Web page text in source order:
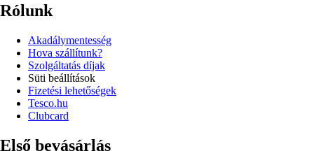
Rólunk
Akadálymentesség
Hova szállítunk?
Szolgáltatás díjak
Süti beállítások
Fizetési lehetőségek
Tesco.hu
Clubcard
Első bevásárlás